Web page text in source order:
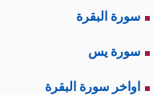
سورة البقرة
سورة يس
اواخر سورة البقرة